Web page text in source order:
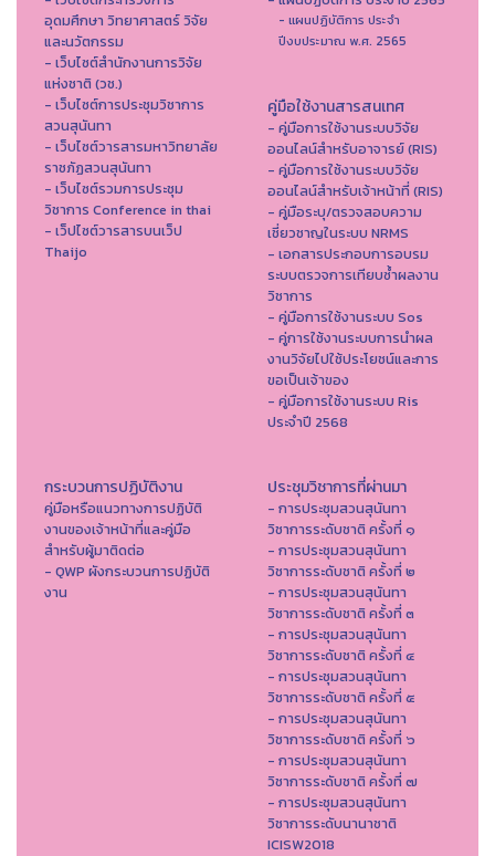
อุดมศึกษา วิทยาศาสตร์ วิจัย
และนวัตกรรม
- เว็บไซต์สำนักงานการวิจัย
แห่งชาติ (วช.)
- เว็บไซต์การประชุมวิชาการ
สวนสุนันทา
- เว็บไซต์วารสารมหาวิทยาลัย
ราชภัฏสวนสุนันทา
- เว็บไซต์รวมการประชุม
วิชาการ Conference in thai
- เว็ปไซต์วารสารบนเว็ป
Thaijo
- แผนปฏิบัติการ ประจำ
ปีงบประมาณ พ.ศ. 2565
คู่มือใช้งานสารสนเทศ
- คู่มือการใช้งานระบบวิจัย
ออนไลน์สำหรับอาจารย์ (RIS)
- คู่มือการใช้งานระบบวิจัย
ออนไลน์สำหรับเจ้าหน้าที่ (RIS)
- คู่มือระบุ/ตรวจสอบความ
เชี่ยวชาญในระบบ NRMS
- เอกสารประกอบการอบรม
ระบบตรวจการเทียบซ้ำผลงาน
วิชาการ
- คู่มือการใช้งานระบบ Sos
- คู่การใช้งานระบบการนำผล
งานวิจัยไปใช้ประโยชน์และการ
ขอเป็นเจ้าของ
- คู่มือการใช้งานระบบ Ris
ประจำปี 2568
กระบวนการปฏิบัติงาน
คู่มือหรือแนวทางการปฏิบัติ
งานของเจ้าหน้าที่และคู่มือ
สำหรับผู้มาติดต่อ
- QWP ผังกระบวนการปฏิบัติ
งาน
ประชุมวิชาการที่ผ่านมา
- การประชุมสวนสุนันทา
วิชาการระดับชาติ ครั้งที่ ๑
- การประชุมสวนสุนันทา
วิชาการระดับชาติ ครั้งที่ ๒
- การประชุมสวนสุนันทา
วิชาการระดับชาติ ครั้งที่ ๓
- การประชุมสวนสุนันทา
วิชาการระดับชาติ ครั้งที่ ๔
- การประชุมสวนสุนันทา
วิชาการระดับชาติ ครั้งที่ ๕
- การประชุมสวนสุนันทา
วิชาการระดับชาติ ครั้งที่ ๖
- การประชุมสวนสุนันทา
วิชาการระดับชาติ ครั้งที่ ๗
- การประชุมสวนสุนันทา
วิชาการระดับนานาชาติ
ICISW2018